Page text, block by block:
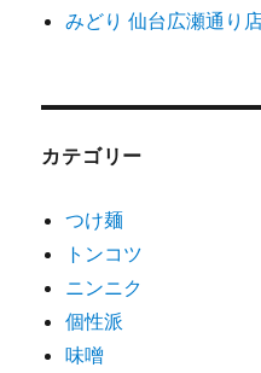
みどり 仙台広瀬通り
カテゴリー
つけ麺
トンコツ
ニンニク
個性派
味噌